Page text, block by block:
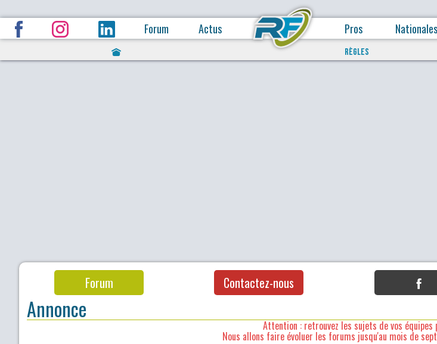
Forum Actus Pros Nationales
RÈGLES
Forum Contactez-nous
Annonce
Attention : retrouvez les sujets de vos
Nous allons faire évoluer les forums jusqu'au mois de